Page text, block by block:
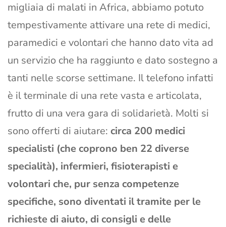
migliaia di malati in Africa, abbiamo potuto
tempestivamente attivare una rete di medici,
paramedici e volontari che hanno dato vita ad
un servizio che ha raggiunto e dato sostegno a
tanti nelle scorse settimane. Il telefono infatti
è il terminale di una rete vasta e articolata,
frutto di una vera gara di solidarietà. Molti si
sono offerti di aiutare: circa 200 medici
specialisti (che coprono ben 22 diverse
specialità), infermieri, fisioterapisti e
volontari che, pur senza competenze
specifiche, sono diventati il tramite per le
richieste di aiuto, di consigli e delle